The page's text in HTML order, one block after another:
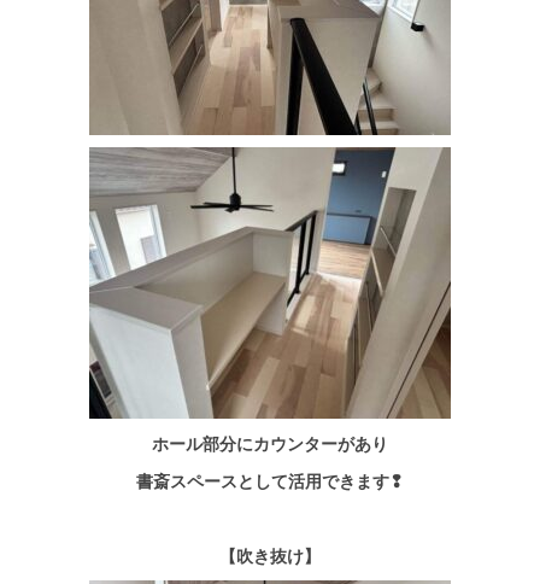
ホール部分にカウンターがあり
書斎スペースとして活用できます❢
【吹き抜け】